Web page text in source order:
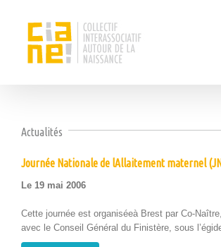
Actualités
Journée Nationale de lAllaitement maternel
Le 19 mai 2006
Cette journée est organ­iséeà Brest par Co-
avec le Con­seil Général du Fin­istère, sous